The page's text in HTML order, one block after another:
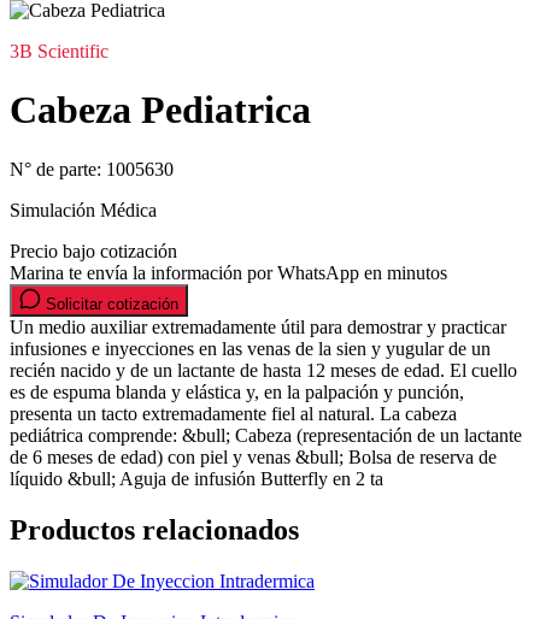
3B Scientific
Cabeza Pediatrica
N° de parte: 1005630
Simulación Médica
Precio bajo cotización
Marina te envía la información por WhatsApp en minutos
Solicitar cotización
Un medio auxiliar extremadamente útil para demostrar y practicar
infusiones e inyecciones en las venas de la sien y yugular de un
recién nacido y de un lactante de hasta 12 meses de edad. El cuello
es de espuma blanda y elástica y, en la palpación y punción,
presenta un tacto extremadamente fiel al natural. La cabeza
pediátrica comprende: &bull; Cabeza (representación de un lactante
de 6 meses de edad) con piel y venas &bull; Bolsa de reserva de
líquido &bull; Aguja de infusión Butterfly en 2 ta
Productos relacionados